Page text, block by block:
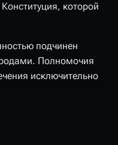
которой
подчинен
Полномочия
исключительно